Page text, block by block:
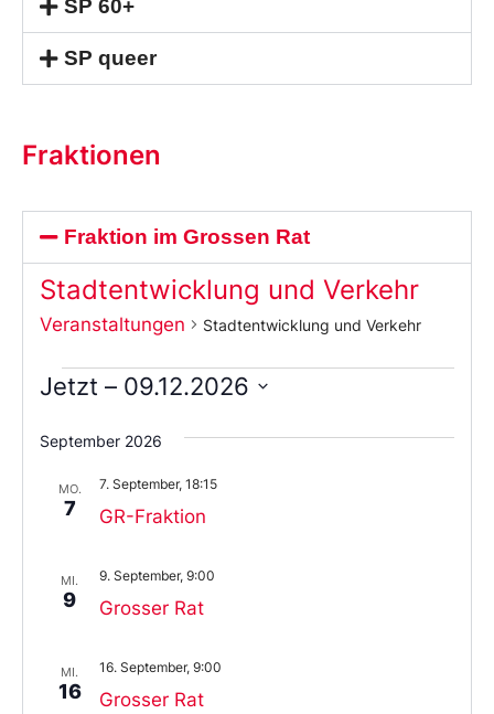
SP 60+
SP queer
Fraktionen
Fraktion im Grossen Rat
Stadtentwicklung und Verkehr
Veranstaltungen Stadtentwicklung und Verkehr
Jetzt – 09.12.2026
Sie
das
aus.
September 2026
MO.
7 GR-Fraktion
7. September, 18:15
MI.
9 Grosser Rat
9. September, 9:00
MI.
16 Grosser Rat
16. September, 9:00